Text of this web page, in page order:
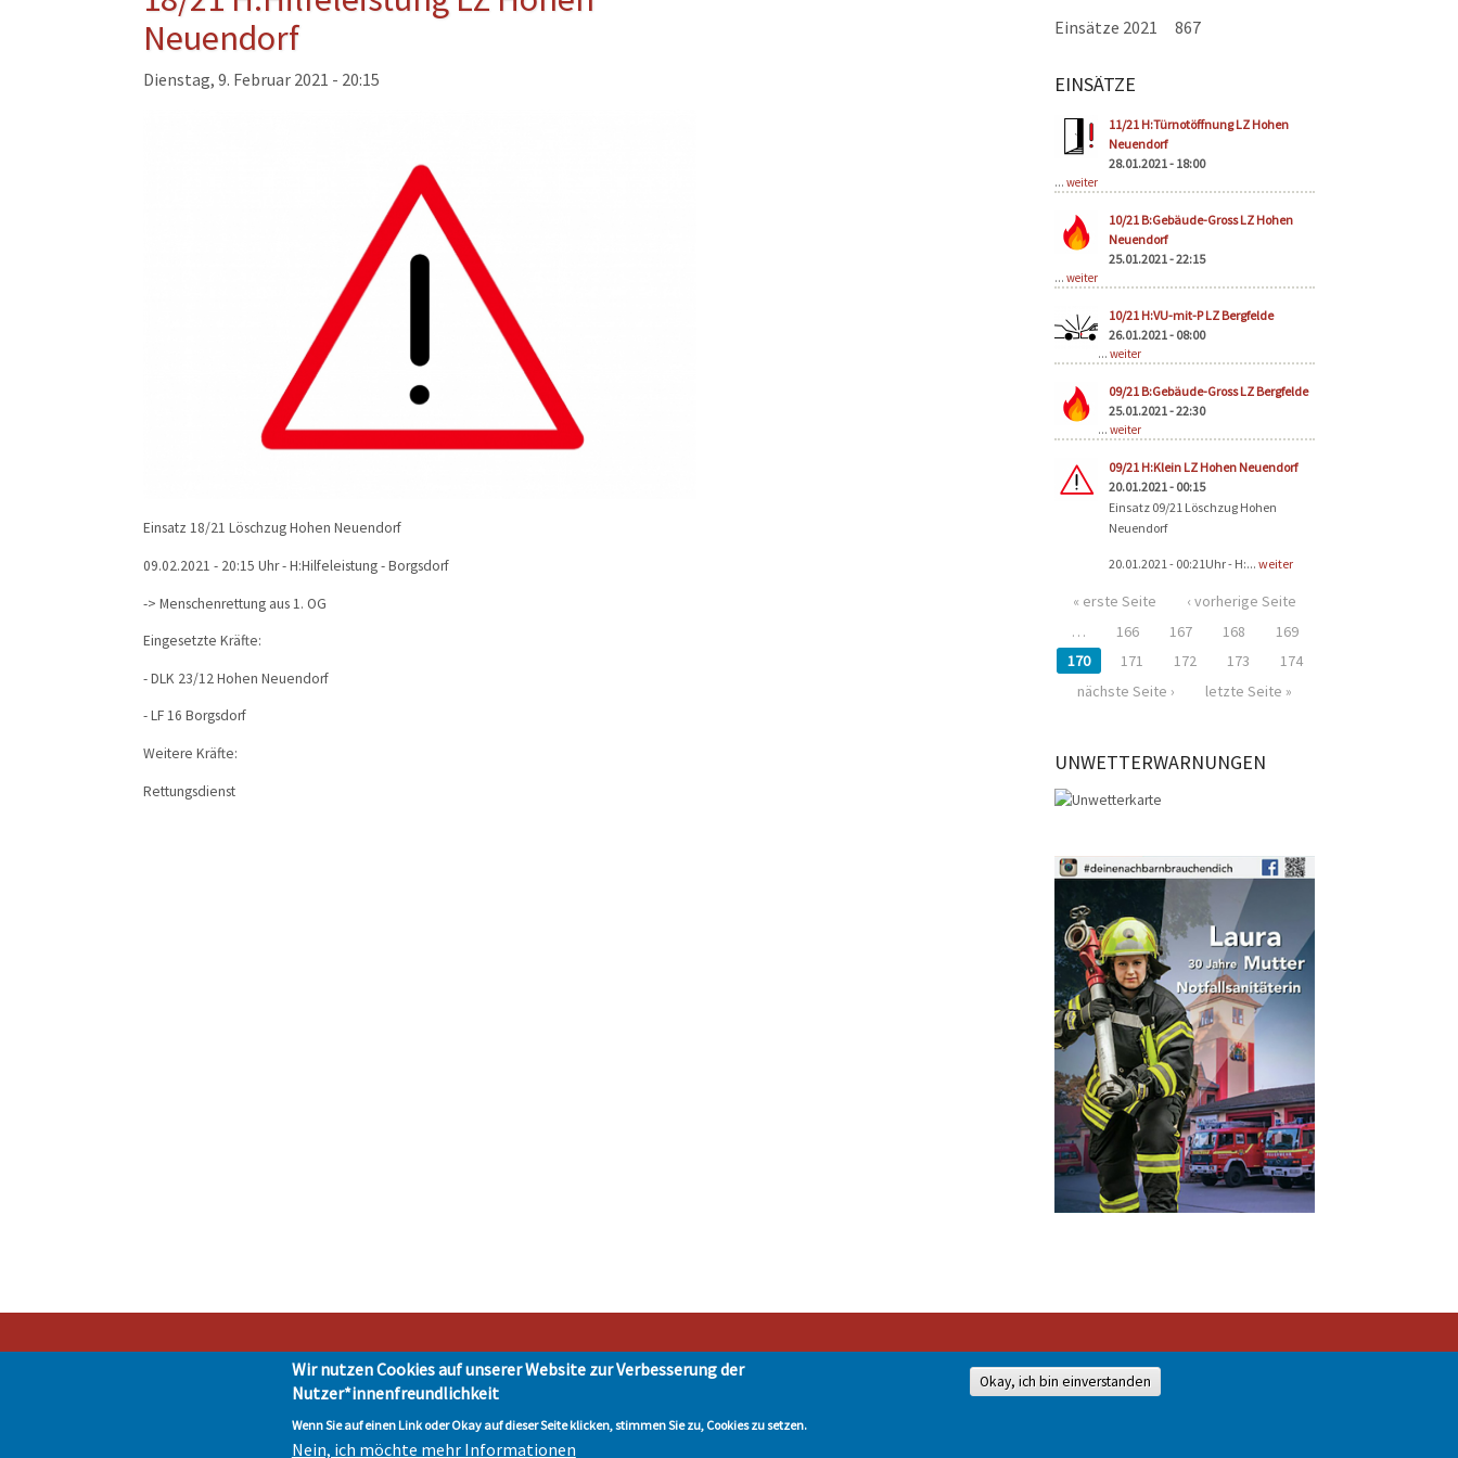
Neuendorf
Dienstag, 9. Februar 2021 - 20:15
Einsatz 18/21 Löschzug Hohen Neuendorf
09.02.2021 - 20:15 Uhr - H:Hilfeleistung - Borgsdorf
-> Menschenrettung aus 1. OG
Eingesetzte Kräfte:
- DLK 23/12 Hohen Neuendorf
- LF 16 Borgsdorf
Weitere Kräfte:
Rettungsdienst
Einsätze 2021 867
EINSÄTZE
11/21 H:Türnotöffnung LZ Hohen
Neuendorf
28.01.2021 - 18:00
... weiter
10/21 B:Gebäude-Gross LZ Hohen
Neuendorf
25.01.2021 - 22:15
... weiter
10/21 H:VU-mit-P LZ Bergfelde
26.01.2021 - 08:00
... weiter
09/21 B:Gebäude-Gross LZ Bergfelde
25.01.2021 - 22:30
... weiter
09/21 H:Klein LZ Hohen Neuendorf
20.01.2021 - 00:15
Einsatz 09/21 Löschzug Hohen
Neuendorf
20.01.2021 - 00:21Uhr - H:... weiter
Seiten
« erste Seite
‹ vorherige Seite
…
166 167 168
169
170
171 172 173
174
nächste Seite ›
letzte Seite »
UNWETTERWARNUNGEN
Stadt Hohen Neuendorf • Oranienburger Str. 2 • 16540 Hohen Neuendorf • Telefon 03303-528-0
Impressum|Presse|Datenschutz| © Hohen-Neuendorf.de, Alle Rechte vorbehalten - Vervielfältigung nur mit unserer Genehmigung
Wir nutzen Cookies auf unserer Website zur Verbesserung der
Nutzer*innenfreundlichkeit
Wenn Sie auf einen Link oder Okay auf dieser Seite klicken, stimmen Sie zu, Cookies zu setzen.
Nein, ich möchte mehr Informationen
Okay, ich bin einverstanden